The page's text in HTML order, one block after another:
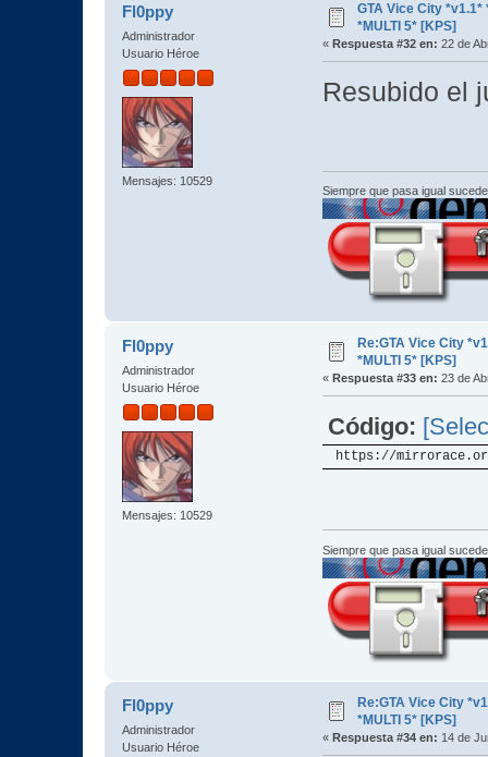
Fl0ppy
Administrador
Usuario Héroe
Mensajes: 10529
GTA Vice City *v1.1*
*MULTI 5* [KPS]
« Respuesta #32 en: 22 de
Resubido el
Siempre que pasa igual
Fl0ppy
Administrador
Usuario Héroe
Mensajes: 10529
Re:GTA Vice City
*MULTI 5* [KPS]
« Respuesta #33 en: 23 de
Código:
https://
Siempre que pasa igual
Fl0ppy
Administrador
Usuario Héroe
Re:GTA Vice City
*MULTI 5* [KPS]
« Respuesta #34 en: 14 de